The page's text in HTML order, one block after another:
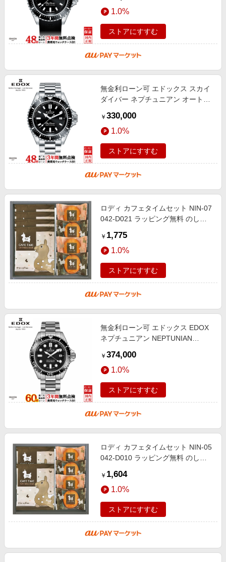
1.0%
ストアにすすむ
無金利ローン可 エドックス スカイ
ダイバー ネプチュニアン オートマ
式 80120-3NM-NIN
￥ 330,000
1.0%
ストアにすすむ
ロディ カフェタイムセット NIN-07
042-D021 ラッピング無料 のし無
菓子 焼き菓子 詰め合わせ 内祝い
￥ 1,775
1.0%
ストアにすすむ
無金利ローン可 エドックス EDOX
ネプチュニアン NEPTUNIAN
AUTOMATIC 80801-3NM-NIN メン
ズ 腕時計 時計
￥ 374,000
1.0%
ストアにすすむ
ロディ カフェタイムセット NIN-05
042-D010 ラッピング無料 のし無
菓子 焼き菓子 詰め合わせ 内祝い
￥ 1,604
1.0%
ストアにすすむ